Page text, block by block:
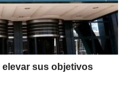
elevar sus objetivos